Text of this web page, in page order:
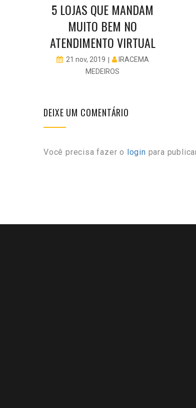
5 LOJAS QUE MANDAM
MUITO BEM NO
ATENDIMENTO VIRTUAL
21 nov, 2019
IRACEMA
MEDEIROS
DEIXE UM COMENTÁRIO
Você precisa fazer o login para